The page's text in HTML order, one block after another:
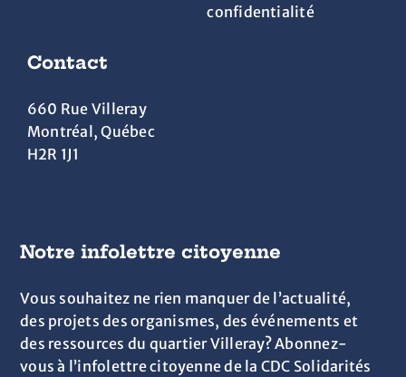
confidentialité
Contact
660 Rue Villeray
Montréal, Québec
H2R 1J1
Notre infolettre citoyenne
Vous souhaitez ne rien manquer de l’actualité,
des projets des organismes, des événements et
des ressources du quartier Villeray? Abonnez-
vous à l’infolettre citoyenne de la CDC Solidarités